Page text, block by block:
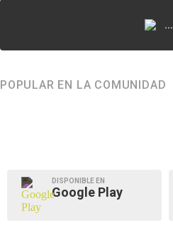
...
POPULAR EN LA COMUNIDAD
DISPONIBLE EN
Google Play